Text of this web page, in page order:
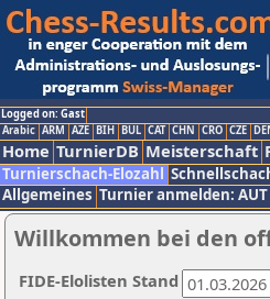
Logged on: Gast
Arabic ARM AZE BIH BUL CAT CHN CRO CZE
Home TurnierDB Meisterschaft
Turnierschach-Elozahl
Allgemeines Turnier anmelden: AUT
Willkommen bei den
FIDE-Elolisten Stand